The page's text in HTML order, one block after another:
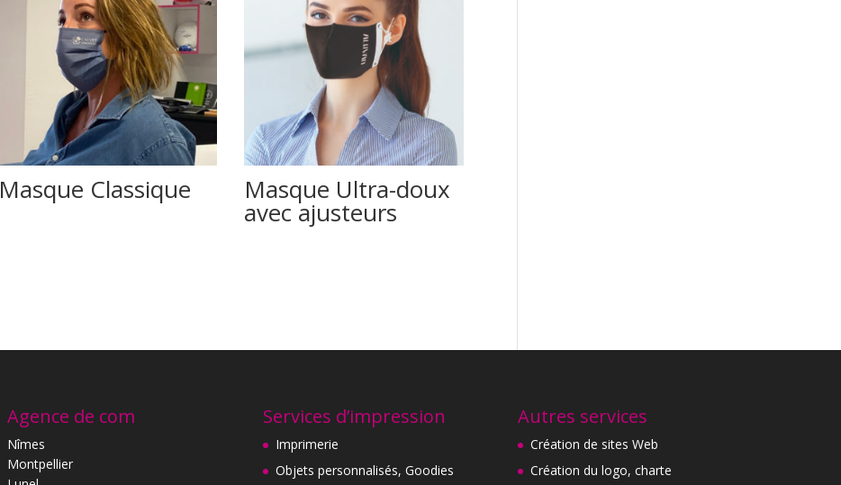
Masque Classique Masque Ultra-doux
avec ajusteurs
Agence de com
Nîmes
Montpellier
Services d’impression
Imprimerie
Objets personnalisés, Goodies
Autres services
Création de sites Web
Création du logo, charte